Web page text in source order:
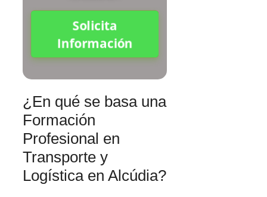
Solicita
Información
¿En qué se basa una
Formación
Profesional en
Transporte y
Logística en Alcúdia?